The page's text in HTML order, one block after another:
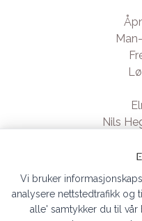
Nils
4735
- Org.
Vi bruker
analysere nettstedtrafikk og
alle' samtykker du til